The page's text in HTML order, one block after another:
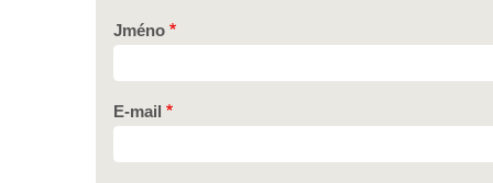
Jméno
E-mail